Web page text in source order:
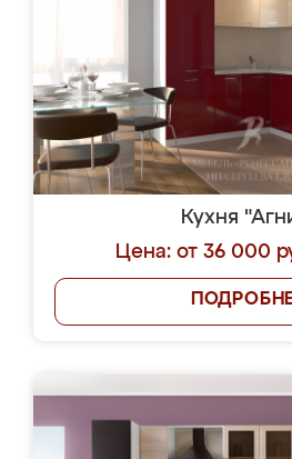
Кухня
Цена: от 36 000